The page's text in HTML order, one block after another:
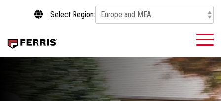
main
content.
Select Region: